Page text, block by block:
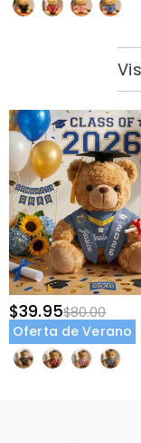
$39.95$80.00
Oferta de Verano